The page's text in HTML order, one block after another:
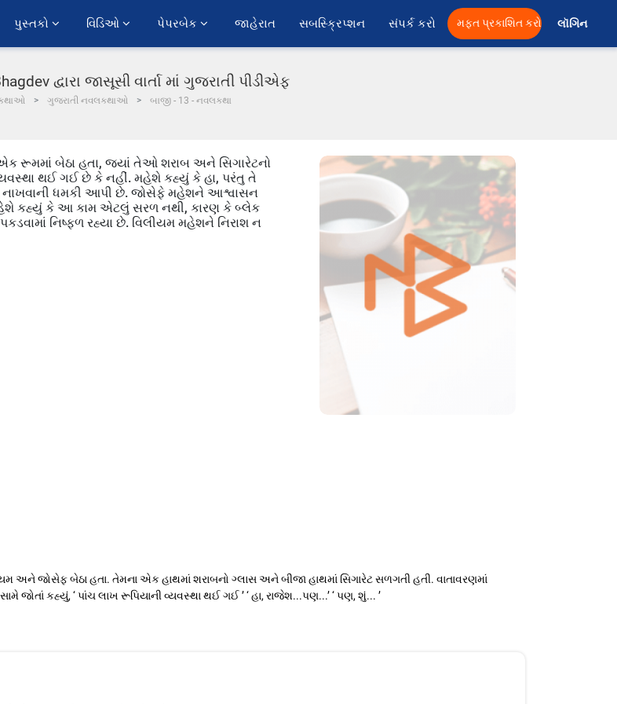
પુસ્તકો વિડિઓ પેપરબેક જાહેરાત સબસ્ક્રિપ્શન સંપર્ક કરો મફત પ્રકાશિત કરો લૉગિન
દ્વારા જાસૂસી વાર્તા માં ગુજરાતી પીડીએફ
ગુજરાતી નવલકથાઓ બાજી - 13 - નવલકથા
રૂમમાં બેઠા હતા, જ્યાં તેઓ શરાબ અને સિગારેટનો
થઈ ગઈ છે કે નહીં. મહેશે કહ્યું કે હા, પરંતુ તે
નાખવાની ધમકી આપી છે. જોસેફે મહેશને આશ્વાસન
કહ્યું કે આ કામ એટલું સરળ નથી, કારણ કે બ્લેક
નિષ્ફળ રહ્યા છે. વિલીયમ મહેશને નિરાશ ન
જોસેફ બેઠા હતા. તેમના એક હાથમાં શરાબનો ગ્લાસ અને બીજા હાથમાં સિગારેટ સળગતી હતી. વાતાવરણમાં
કહ્યું, ‘ પાંચ લાખ રૂપિયાની વ્યવસ્થા થઈ ગઈ ’ ‘ હા, રાજેશ...પણ...’ ‘ પણ, શું... ’